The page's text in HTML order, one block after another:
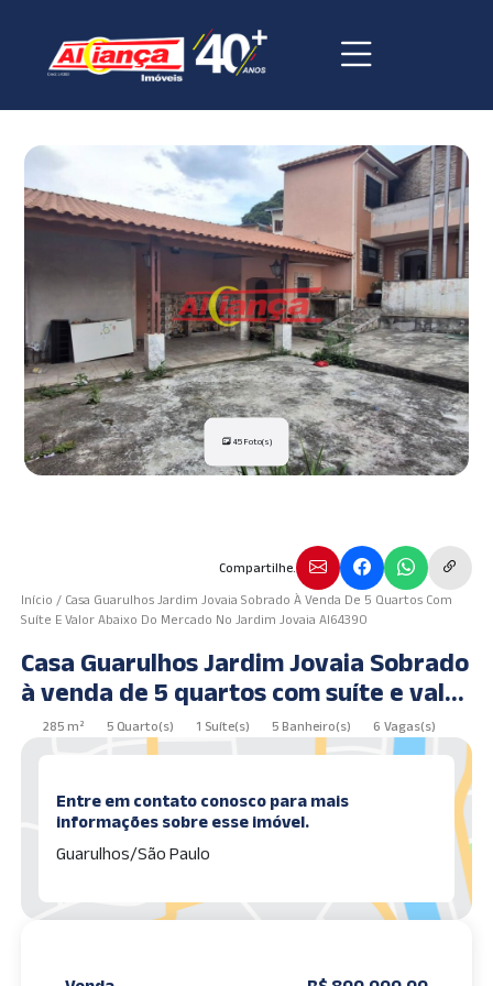
45 Foto(s)
Compartilhe.
Início / Casa Guarulhos Jardim Jovaia Sobrado À Venda De 5 Quartos Com
Suíte E Valor Abaixo Do Mercado No Jardim Jovaia AI64390
Casa Guarulhos Jardim Jovaia Sobrado
à venda de 5 quartos com suíte e valor
abaixo do mercado no Jardim Jovaia
AI64390
285 m² 5 Quarto(s) 1 Suíte(s) 5 Banheiro(s) 6 Vagas(s)
Entre em contato conosco para mais
informações sobre esse imóvel.
Guarulhos/São Paulo